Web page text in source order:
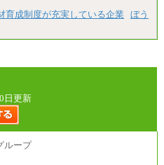
育成制度が充実している企業
ぼう
日更新